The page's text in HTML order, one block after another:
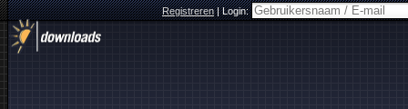
Registreren|Login: